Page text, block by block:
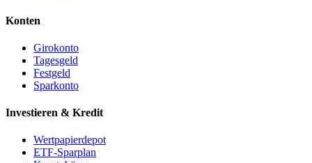
Konten
Girokonto
Tagesgeld
Festgeld
Sparkonto
Investieren & Kredit
Wertpapierdepot
ETF-Sparplan